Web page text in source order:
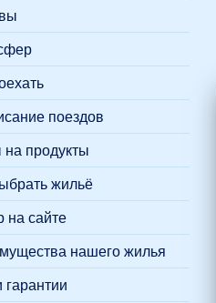
поездов
продукты
жильё
сайте
нашего жилья